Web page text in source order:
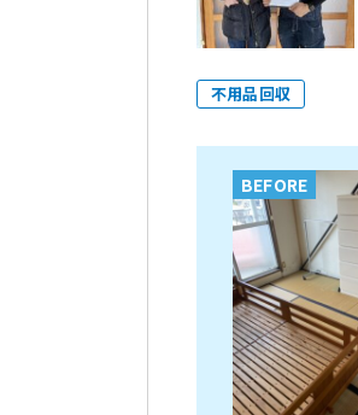
不用品回収
BEFORE